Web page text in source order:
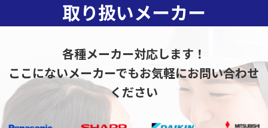
取り扱いメーカー
各種メーカー対応します！
ここにないメーカーでもお気軽にお問い合わせ
ください